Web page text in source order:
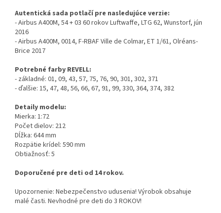
Autentická sada potlačí pre nasledujúce verzie:
- Airbus A400M, 54 + 03 60 rokov Luftwaffe, LTG 62, Wunstorf, jún
2016
- Airbus A400M, 0014, F-RBAF Ville de Colmar, ET 1/61, Olréans-
Brice 2017
Potrebné farby REVELL:
- základné: 01, 09, 43, 57, 75, 76, 90, 301, 302, 371
- ďalšie: 15, 47, 48, 56, 66, 67, 91, 99, 330, 364, 374, 382
Detaily modelu:
Mierka: 1:72
Počet dielov: 212
Dĺžka: 644 mm
Rozpätie krídel: 590 mm
Obtiažnosť: 5
Doporučené pre deti od 14 rokov.
Upozornenie: Nebezpečenstvo udusenia! Výrobok obsahuje
malé časti. Nevhodné pre deti do 3 ROKOV!